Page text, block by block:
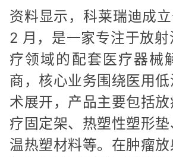
资料显示，科莱瑞迪成
2 月，是一家专注于放
疗领域的配套医疗器械
商，核心业务围绕医用
术展开，产品主要包括
疗固定架、热塑性塑形
温热塑材料等。在肿瘤